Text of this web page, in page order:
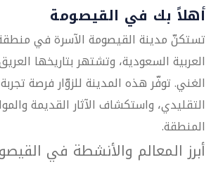
أهلاً بك في القيصومة
تستكنّ مدينة القيصومة الآسرة في
العربية السعودية، وتشتهر بتاريخها
الغني. توفّر هذه المدينة للزوّار فرصة
التقليدي، واستكشاف الآثار القديمة
المنطقة.
أبرز المعالم والأنشطة في